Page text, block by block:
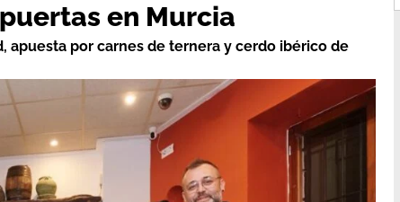
en Murcia
apuesta por carnes de ternera y cerdo ibérico de